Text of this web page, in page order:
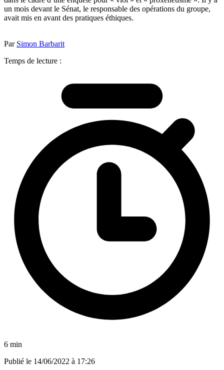
un mois devant le Sénat, le responsable des opérations du groupe,
avait mis en avant des pratiques éthiques.
Par Simon Barbarit
Temps de lecture :
6 min
Publié le 14/06/2022 à 17:26